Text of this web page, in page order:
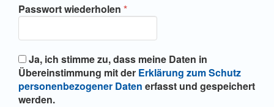
Passwort wiederholen *Erforderlich
Übereinstimmung mit der Erklärung zum Schutz
personenbezogener Daten erfasst und gespeichert
werden.